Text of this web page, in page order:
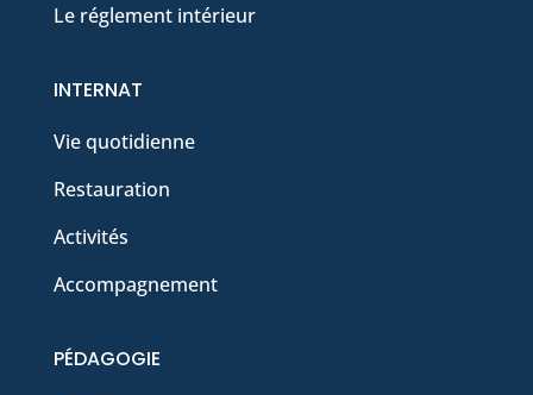
Le réglement intérieur
INTERNAT
Vie quotidienne
Restauration
Activités
Accompagnement
PÉDAGOGIE